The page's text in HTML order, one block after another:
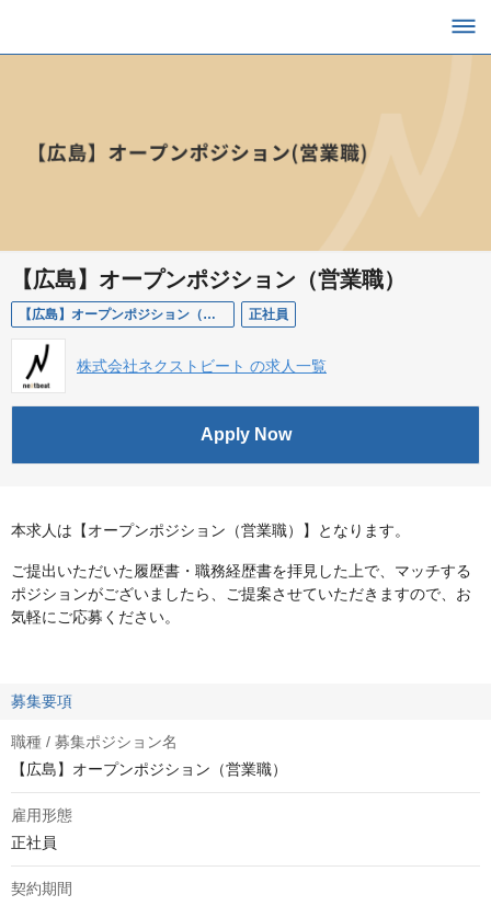
【広島】オープンポジション（営業職）
【広島】オープンポジション（営業職） 正社員
株式会社ネクストビート の求人一覧
Apply Now
本求人は【オープンポジション（営業職）】となります。
ご提出いただいた履歴書・職務経歴書を拝見した上で、マッチする
ポジションがございましたら、ご提案させていただきますので、お
気軽にご応募ください。
募集要項
職種 / 募集ポジション名
【広島】オープンポジション（営業職）
雇用形態
正社員
契約期間